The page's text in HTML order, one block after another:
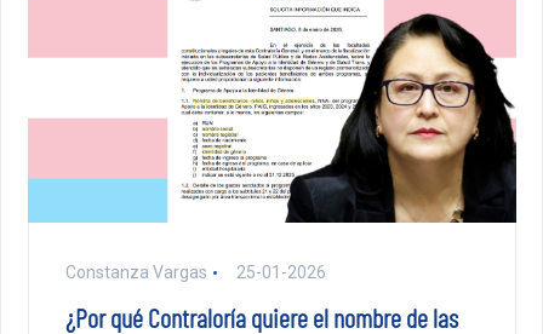
Constanza Vargas 25-01-2026
¿Por qué Contraloría quiere el nombre de las